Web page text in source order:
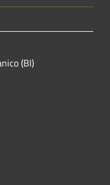
(BI)